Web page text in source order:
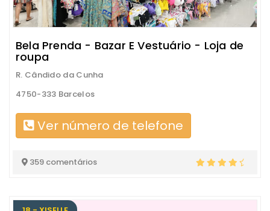
Bela Prenda - Bazar E Vestuário - Loja de
roupa
R. Cândido da Cunha
4750-333 Barcelos
Ver número de telefone
359 comentários